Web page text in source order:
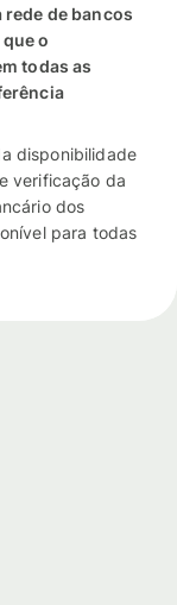
de bancos
o
todas as
disponibilidade
verificação da
dos
para todas